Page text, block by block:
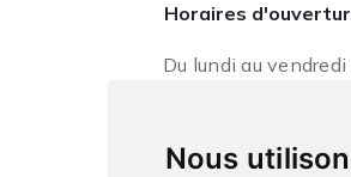
Nous
Horaires
Du lundi au vendredi
10h à 13h et de 14h